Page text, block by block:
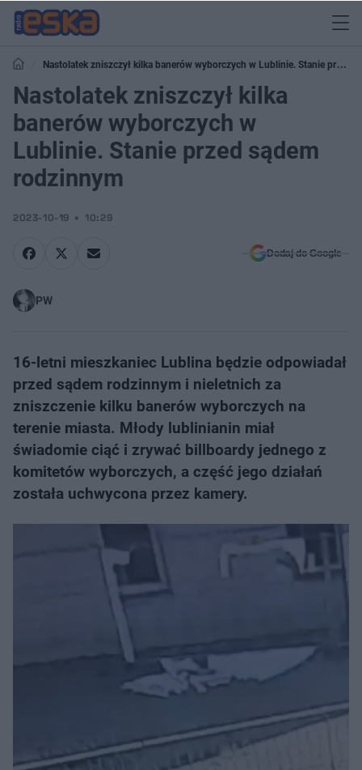
Nastolatek zniszczył kilka banerów wyborczych w Lublinie. Stanie przed
sądem rodzinnym
Nastolatek zniszczył kilka
banerów wyborczych w
Lublinie. Stanie przed sądem
rodzinnym
2023-10-19 10:29
Dodaj do Google
PW
16-letni mieszkaniec Lublina będzie odpowiadał
przed sądem rodzinnym i nieletnich za
zniszczenie kilku banerów wyborczych na
terenie miasta. Młody lublinianin miał
świadomie ciąć i zrywać billboardy jednego z
komitetów wyborczych, a część jego działań
została uchwycona przez kamery.